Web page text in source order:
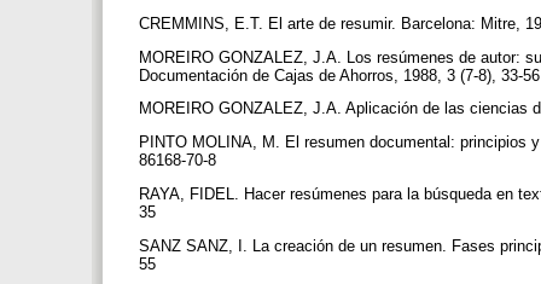
CREMMINS, E.T. El arte de resumir. Barcelona: Mitre,
MOREIRO GONZALEZ, J.A. Los resúmenes de autor:
Documentación de Cajas de Ahorros, 1988, 3 (7-8), 33-
MOREIRO GONZALEZ, J.A. Aplicación de las
PINTO MOLINA, M. El resumen documental: principios
86168-70-8
RAYA, FIDEL. Hacer resúmenes para la búsqueda en
35
SANZ SANZ, I. La creación de un resumen. Fases
55